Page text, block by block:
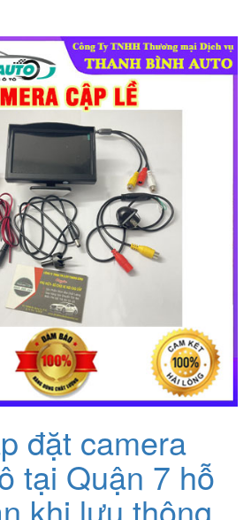
đặt camera
tại Quận 7 hỗ
khi lưu thông